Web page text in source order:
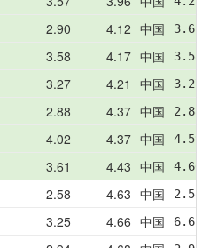
2.90 4.12 中国
3.58 4.17 中国
3.27 4.21 中国
2.88 4.37 中国
4.02 4.37 中国
3.61 4.43 中国
2.58 4.63 中国
3.25 4.66 中国